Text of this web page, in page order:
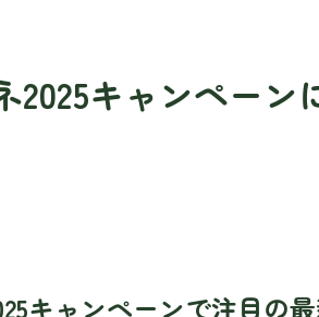
2025キャンペーン
キャンペーンで注目の